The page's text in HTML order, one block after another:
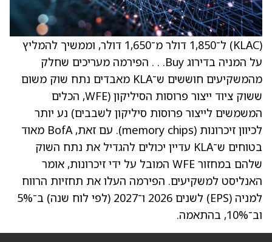
(KLAC) ל־1,850 דולר מ־1,650 דולר, וממשיך להמליץ
על המניה בדירוג Buy. . . הפירמה מעריכים שחלק
מהמשקיעים חוששים ש־KLA מאבדים נתח שוק משום
ששוק ציוד ייצור פרוסות הסיליקון (WFE, הכלים
המשמשים לייצור פרוסות סיליקון לשבבים) נע יותר
לכיוון זיכרונות (memory chips). עם זאת, BofA מאוד
בטוחים ש־KLA עדיין יכולים להגדיל את נתח השוק
שלהם במחזור WFE המובל על ידי זיכרונות, אומר
האנליסט למשקיעים. הפירמה העלו את תחזיות הרווח
למניה (EPS) לשנים 2026 ו־2027 (לפי לוח שנה) ב־5%
וב־10%, בהתאמה.